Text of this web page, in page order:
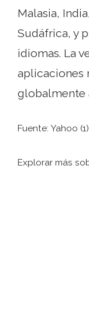
Malasia,
Sudáfrica, y
idiomas. La
aplicaciones
globalmente
Fuente: Yahoo
Explorar más